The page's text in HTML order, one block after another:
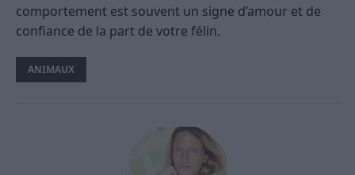
comportement est souvent un signe d’amour et de
confiance de la part de votre félin.
ANIMAUX